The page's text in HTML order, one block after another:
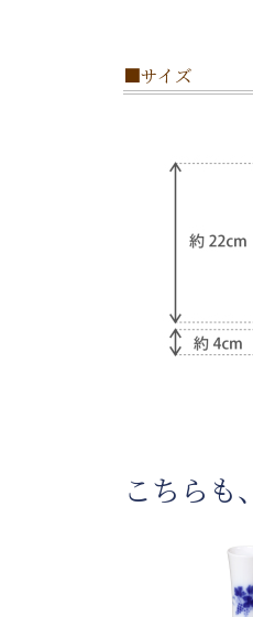
■サイズ
こちらも